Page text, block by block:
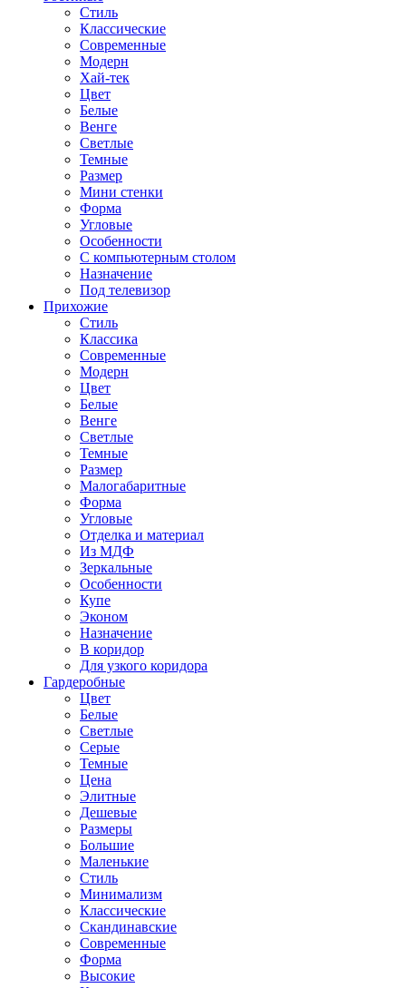
Стиль
Классические
Современные
Модерн
Хай-тек
Цвет
Белые
Венге
Светлые
Темные
Размер
Мини стенки
Форма
Угловые
Особенности
С компьютерным столом
Назначение
Под телевизор
Прихожие
Стиль
Классика
Современные
Модерн
Цвет
Белые
Венге
Светлые
Темные
Размер
Малогабаритные
Форма
Угловые
Отделка и материал
Из МДФ
Зеркальные
Особенности
Купе
Эконом
Назначение
В коридор
Для узкого коридора
Гардеробные
Цвет
Белые
Светлые
Серые
Темные
Цена
Элитные
Дешевые
Размеры
Большие
Маленькие
Стиль
Минимализм
Классические
Скандинавские
Современные
Форма
Высокие